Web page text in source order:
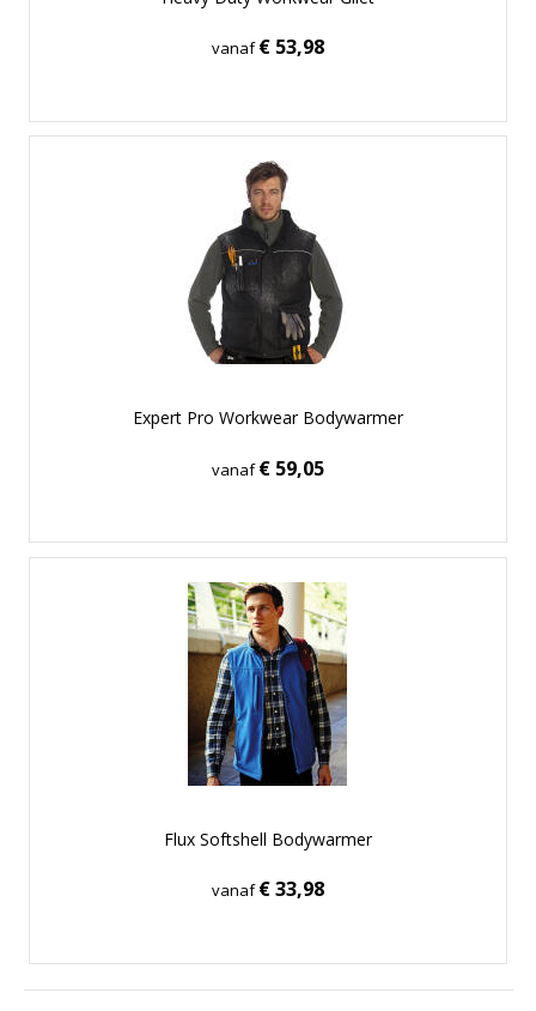
vanaf€ 53,98
Expert Pro Workwear Bodywarmer
vanaf€ 59,05
Flux Softshell Bodywarmer
vanaf€ 33,98